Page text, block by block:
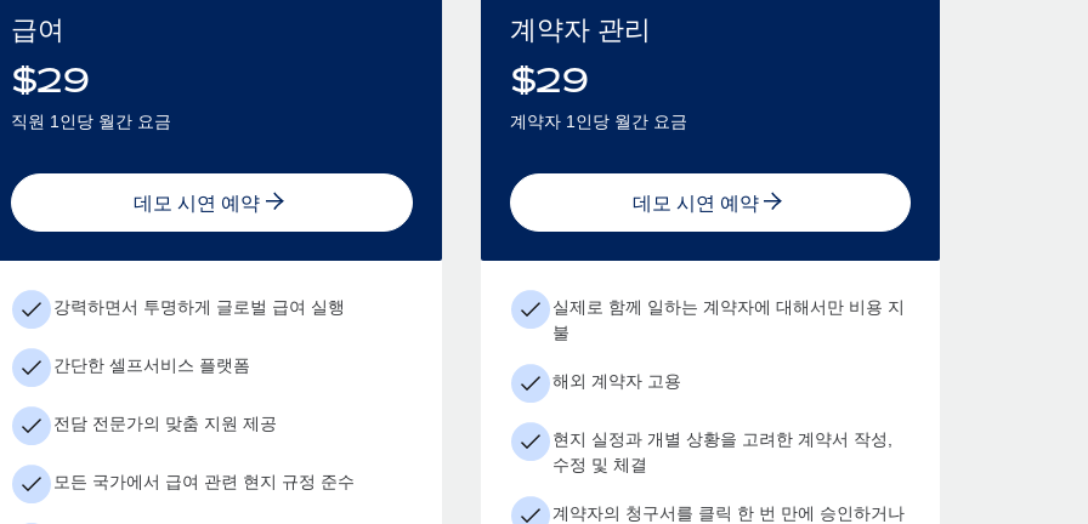
급여
$29
직원 1인당 월간 요금
데모 시연 예약
강력하면서 투명하게 글로벌 급여 실행
간단한 셀프서비스 플랫폼
전담 전문가의 맞춤 지원 제공
모든 국가에서 급여 관련 현지 규정 준수
계약자 관리
$29
계약자 1인당 월간 요금
데모 시연 예약
실제로 함께 일하는 계약자에 대해서만 비용 지
불
해외 계약자 고용
현지 실정과 개별 상황을 고려한 계약서 작성,
수정 및 체결
계약자의 청구서를 클릭 한 번 만에 승인하거나